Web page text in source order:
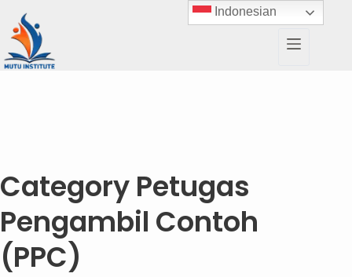
Category Petugas
Pengambil Contoh
(PPC)
Indonesian